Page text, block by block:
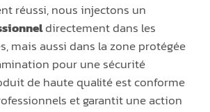
réussi, nous injectons un
directement dans les
mais aussi dans la zone protégée
pour une sécurité
de haute qualité est conforme
et garantit une action